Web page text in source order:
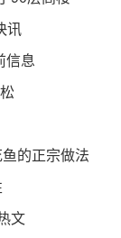
讯
信息
的正宗做法
文